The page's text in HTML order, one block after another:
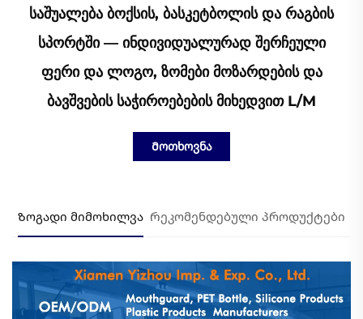
Საშუალება Ბოქსის, Ბასკეტბოლის Და Რაგბის
Სპორტში — Ინდივიდუალურად Შერჩეული
Ფერი Და Ლოგო, Ზომები Მოზარდების Და
Ბავშვების Საჭიროებების Მიხედვით L/M
Მოთხოვნა
Ზოგადი მიმოხილვა Რეკომენდებული პროდუქტები